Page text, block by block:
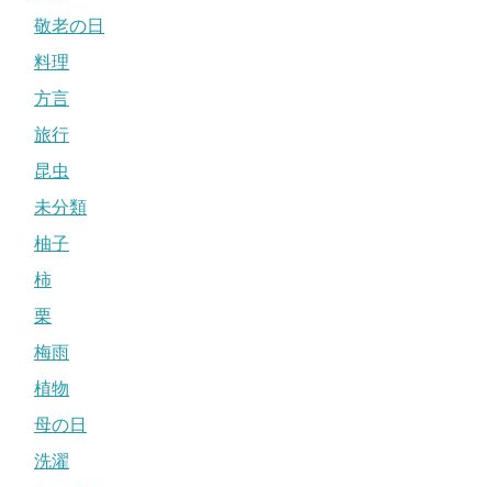
敬老の日
料理
方言
旅行
昆虫
未分類
柚子
柿
栗
梅雨
植物
母の日
洗濯